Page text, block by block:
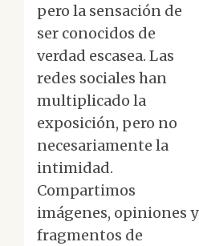
pero la sensación de
ser conocidos de
verdad escasea. Las
redes sociales han
multiplicado la
exposición, pero no
necesariamente la
intimidad.
Compartimos
imágenes, opiniones y
fragmentos de